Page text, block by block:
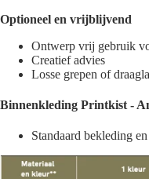
Optioneel en vrijblijvend
Ontwerp vrij gebruik
Creatief advies
Losse grepen of
Binnenkleding Printkist -
Standaard bekleding